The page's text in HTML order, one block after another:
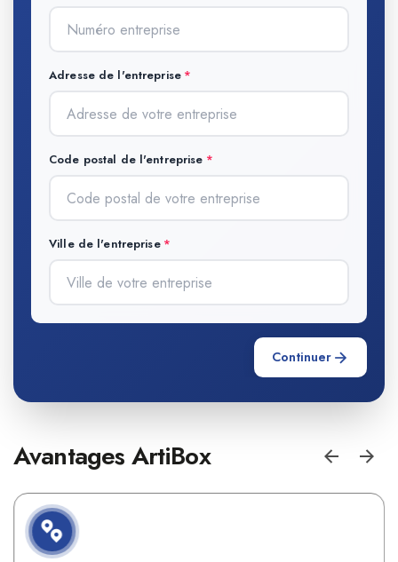
Adresse de l'entreprise
Code postal de l'entreprise
Ville de l'entreprise
Continuer
Avantages ArtiBox